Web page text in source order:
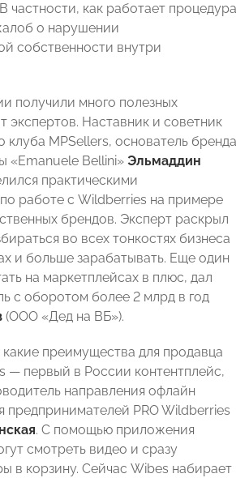
частности, как работает процедура
о нарушении
собственности внутри
получили много полезных
экспертов. Наставник и советник
клуба MPSellers, основатель бренда
«Emanuele Bellini» Эльмаддин
практическими
работе с Wildberries на примере
брендов. Эксперт раскрыл
во всех тонкостях бизнеса
и больше зарабатывать. Еще один
на маркетплейсах в плюс, дал
с оборотом более 2 млрд в год
(ООО «Дед на ВБ»).
преимущества для продавца
— первый в России контентплейс,
направления офлайн
предпринимателей PRO Wildberries
. С помощью приложения
смотреть видео и сразу
в корзину. Сейчас Wibes набирает